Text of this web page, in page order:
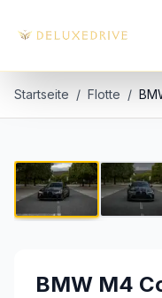
Startseite / Flotte /
BMW M4